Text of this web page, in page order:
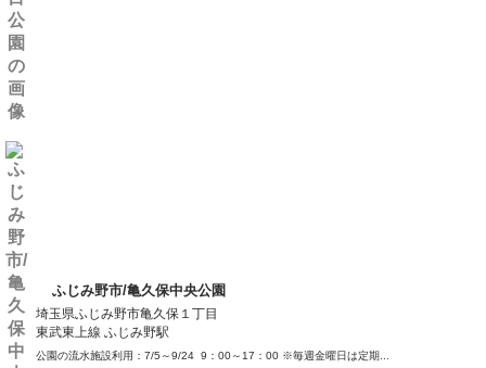
ふじみ野市/亀久保中央公園
埼玉県ふじみ野市亀久保１丁目
東武東上線 ふじみ野駅
公園の流水施設利用：7/5～9/24 9：00～17：00 ※毎週金曜日は定期...